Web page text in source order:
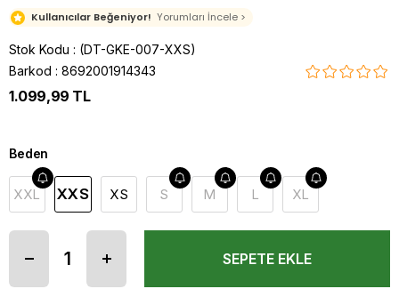
Kullanıcılar Beğeniyor! Yorumları İncele >
Stok Kodu
(DT-GKE-007-XXS)
Barkod : 8692001914343
1.099,99 TL
Beden
XXL XXS XS S M L XL